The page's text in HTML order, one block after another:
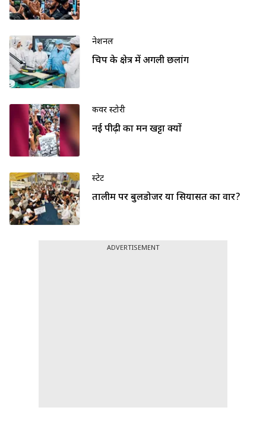
नेशनल
चिप के क्षेत्र में अगली छलांग
कवर स्टोरी
नई पीढ़ी का मन खट्टा क्यों
स्टेट
तालीम पर बुलडोजर या सियासत का वार?
ADVERTISEMENT